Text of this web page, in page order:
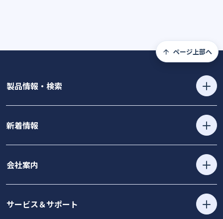
ページ上部へ
製品情報・検索
新着情報
会社案内
サービス＆サポート